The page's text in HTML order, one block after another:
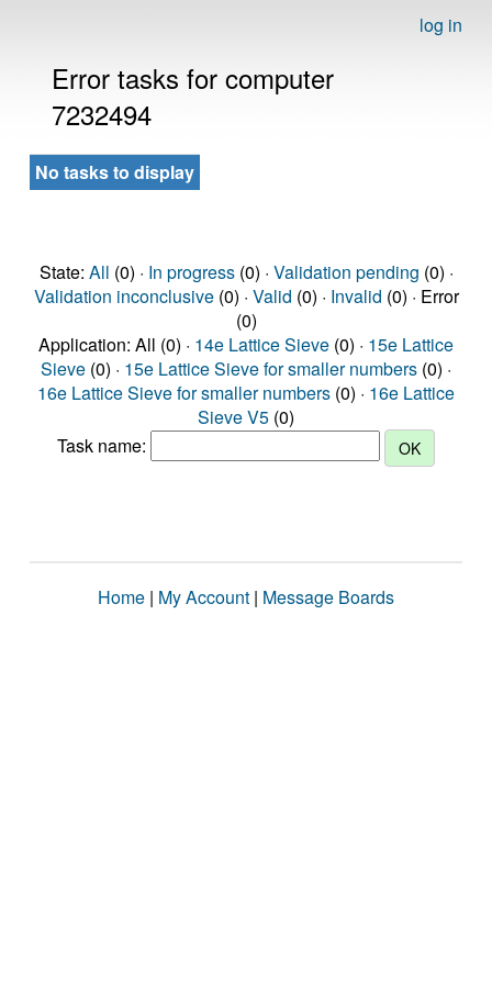
log in
Error tasks for computer
7232494
No tasks to display
State: All (0) · In progress(0) · Validation pending (0) ·
Validation inconclusive(0) · Valid (0) · Invalid (0) · Error
(0)
Application: All (0) · 14e Lattice Sieve (0) · 15e Lattice
Sieve (0) · 15e Lattice Sieve for smaller numbers (0) ·
16e Lattice Sieve for smaller numbers (0) · 16e Lattice
Sieve V5 (0)
Task name:
Home | My Account | Message Boards